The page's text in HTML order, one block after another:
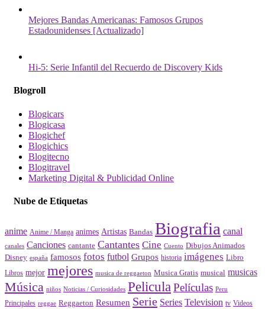
Mejores Bandas Americanas: Famosos Grupos
Estadounidenses [Actualizado]
Hi-5: Serie Infantil del Recuerdo de Discovery Kids
Blogroll
Blogicars
Blogicasa
Blogichef
Blogichics
Blogitecno
Blogitravel
Marketing Digital & Publicidad Online
Nube de Etiquetas
anime Anime / Manga animes Artistas Bandas Biografia canal
canales Canciones cantante Cantantes Cine Cuento Dibujos Animados
Disney españa famosos fotos futbol Grupos historia imágenes Libro
Libros mejor mejores musica de reggaeton Musica Gratis musical musicas
Música niños Noticias / Curiosidades PeliculaPelículas Peru
Principales reggae Reggaeton Resumen Serie Series Television tv Videos